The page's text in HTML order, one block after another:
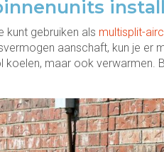
kunt gebruiken als multisplit-
aanschaft, kun je er
maar ook verwarmen.